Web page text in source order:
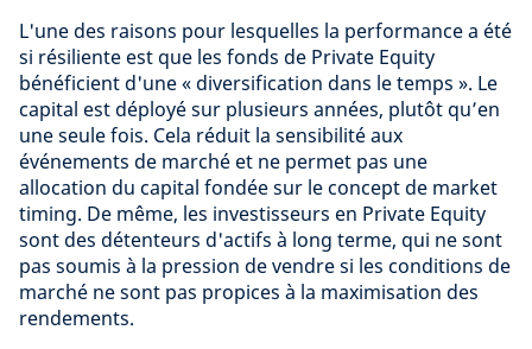
L'une des raisons pour lesquelles la performance a été
si résiliente est que les fonds de Private Equity
bénéficient d'une « diversification dans le temps ». Le
capital est déployé sur plusieurs années, plutôt qu’en
une seule fois. Cela réduit la sensibilité aux
événements de marché et ne permet pas une
allocation du capital fondée sur le concept de market
timing. De même, les investisseurs en Private Equity
sont des détenteurs d'actifs à long terme, qui ne sont
pas soumis à la pression de vendre si les conditions de
marché ne sont pas propices à la maximisation des
rendements.